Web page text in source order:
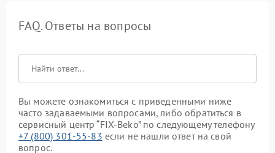
FAQ. Ответы на вопросы
Вы можете ознакомиться с приведенными ниже
часто задаваемыми вопросами, либо обратиться в
сервисный центр “FIX-Beko” по следующему телефону
+7 (800) 301-55-83 если не нашли ответ на свой
вопрос.